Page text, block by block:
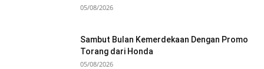
05/08/2026
Sambut Bulan Kemerdekaan Dengan Promo
Torang dari Honda
05/08/2026